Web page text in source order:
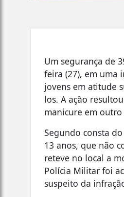
Um segurança de
feira (27), em uma
jovens em atitude
los. A ação
manicure em
Segundo consta
13 anos, que não
reteve no local a
Polícia Militar foi
suspeito da